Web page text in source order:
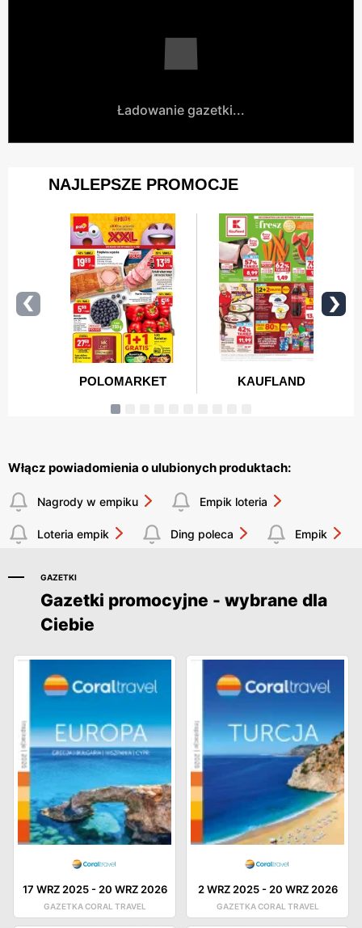
Ładowanie gazetki...
Włącz powiadomienia o ulubionych produktach:
Nagrody w empiku Empik loteria
Loteria empik Ding poleca Empik
GAZETKI
Gazetki promocyjne - wybrane dla
Ciebie
17 WRZ 2025- 20 WRZ 2026
GAZETKA CORAL TRAVEL
2 WRZ 2025- 20 WRZ 2026
GAZETKA CORAL TRAVEL